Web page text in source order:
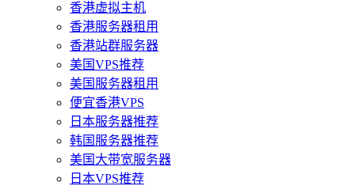
香港虚拟主机
香港服务器租用
香港站群服务器
美国VPS推荐
美国服务器租用
便宜香港VPS
日本服务器推荐
韩国服务器推荐
美国大带宽服务器
日本VPS推荐